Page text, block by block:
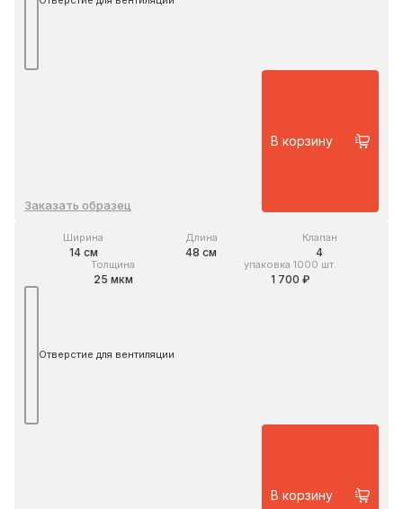
Заказать образец
В корзину
Ширина
14 см
Длина
48 см
Клапан
4
Толщина
25 мкм
упаковка 1000 шт.
1 700 ₽
Отверстие для вентиляции
В корзину